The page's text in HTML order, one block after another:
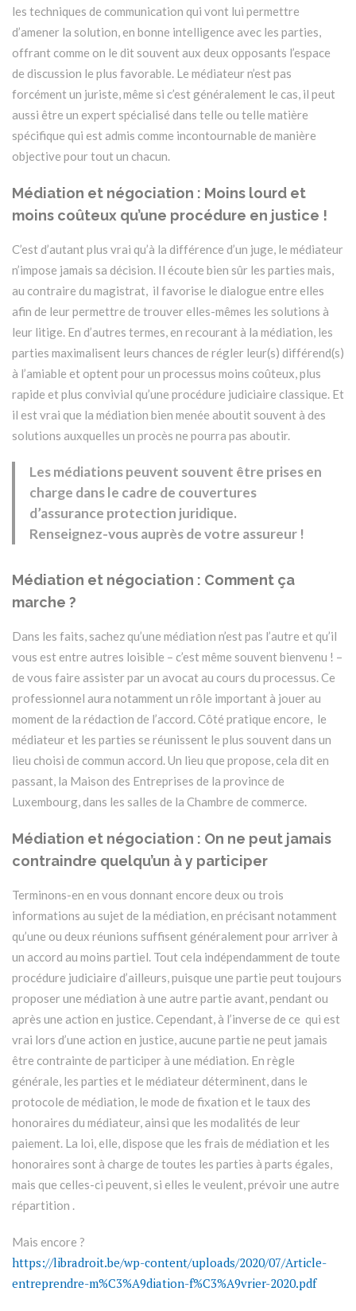
les techniques de communication qui vont lui permettre
d’amener la solution, en bonne intelligence avec les parties,
offrant comme on le dit souvent aux deux opposants l’espace
de discussion le plus favorable. Le médiateur n’est pas
forcément un juriste, même si c’est généralement le cas, il peut
aussi être un expert spécialisé dans telle ou telle matière
spécifique qui est admis comme incontournable de manière
objective pour tout un chacun.
Médiation et négociation : Moins lourd et
moins coûteux qu’une procédure en justice !
C’est d’autant plus vrai qu’à la différence d’un juge, le médiateur
n’impose jamais sa décision. Il écoute bien sûr les parties mais,
au contraire du magistrat, il favorise le dialogue entre elles
afin de leur permettre de trouver elles-mêmes les solutions à
leur litige. En d’autres termes, en recourant à la médiation, les
parties maximalisent leurs chances de régler leur(s) différend(s)
à l’amiable et optent pour un processus moins coûteux, plus
rapide et plus convivial qu’une procédure judiciaire classique. Et
il est vrai que la médiation bien menée aboutit souvent à des
solutions auxquelles un procès ne pourra pas aboutir.
Les médiations peuvent souvent être prises en
charge dans le cadre de couvertures
d’assurance protection juridique.
Renseignez-vous auprès de votre assureur !
Médiation et négociation : Comment ça
marche ?
Dans les faits, sachez qu’une médiation n’est pas l’autre et qu’il
vous est entre autres loisible – c’est même souvent bienvenu ! –
de vous faire assister par un avocat au cours du processus. Ce
professionnel aura notamment un rôle important à jouer au
moment de la rédaction de l’accord. Côté pratique encore, le
médiateur et les parties se réunissent le plus souvent dans un
lieu choisi de commun accord. Un lieu que propose, cela dit en
passant, la Maison des Entreprises de la province de
Luxembourg, dans les salles de la Chambre de commerce.
Médiation et négociation : On ne peut jamais
contraindre quelqu’un à y participer
Terminons-en en vous donnant encore deux ou trois
informations au sujet de la médiation, en précisant notamment
qu’une ou deux réunions suffisent généralement pour arriver à
un accord au moins partiel. Tout cela indépendamment de toute
procédure judiciaire d’ailleurs, puisque une partie peut toujours
proposer une médiation à une autre partie avant, pendant ou
après une action en justice. Cependant, à l’inverse de ce qui est
vrai lors d’une action en justice, aucune partie ne peut jamais
être contrainte de participer à une médiation. En règle
générale, les parties et le médiateur déterminent, dans le
protocole de médiation, le mode de fixation et le taux des
honoraires du médiateur, ainsi que les modalités de leur
paiement. La loi, elle, dispose que les frais de médiation et les
honoraires sont à charge de toutes les parties à parts égales,
mais que celles-ci peuvent, si elles le veulent, prévoir une autre
répartition .
Mais encore ?
https://libradroit.be/wp-content/uploads/2020/07/Article-
entreprendre-m%C3%A9diation-f%C3%A9vrier-2020.pdf